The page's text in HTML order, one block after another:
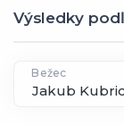
Výsledky
Bežec